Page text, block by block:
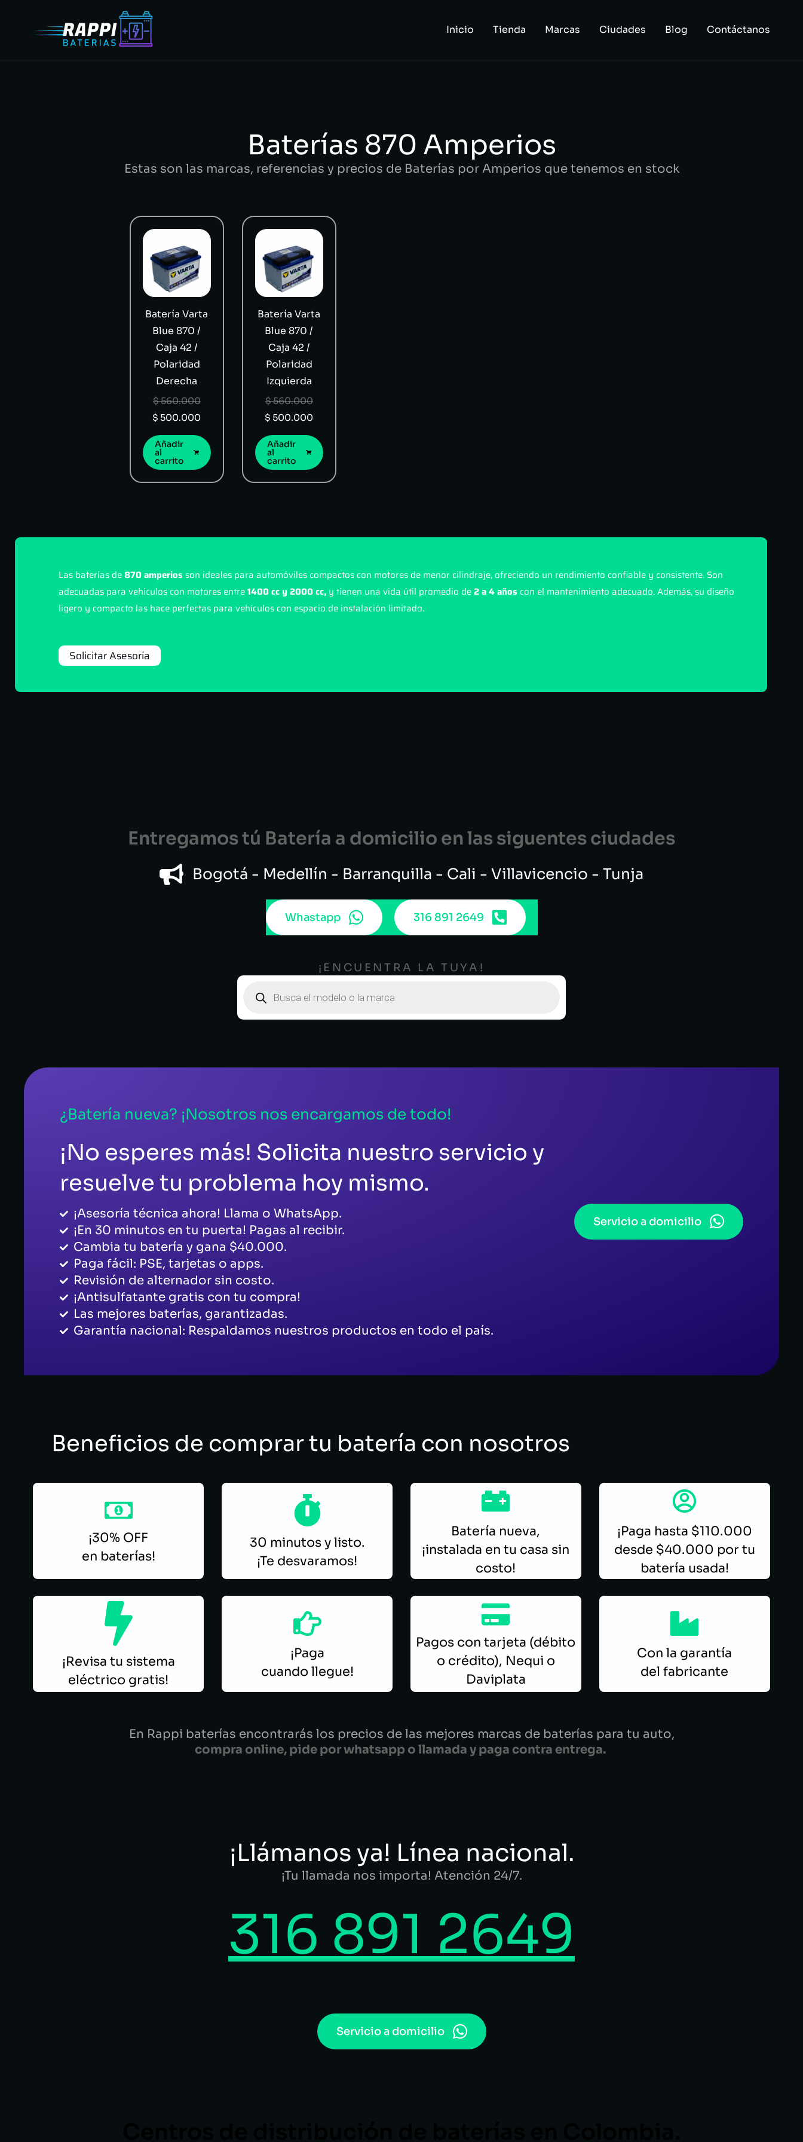
Inicio Tienda Marcas Ciudades Blog Contáctanos
Baterías 870 Amperios
Estas son las marcas, referencias y precios de Baterías por Amperios que tenemos en stock
Batería Varta
Blue 870 /
Caja 42 /
Polaridad
Derecha
$560.000
$ 500.000
Añadir
al
carrito
Batería Varta
Blue 870 /
Caja 42 /
Polaridad
Izquierda
$560.000
$ 500.000
Añadir
al
carrito
Las baterías de870 amperios son ideales para automóviles compactos con motores de menor cilindraje, ofreciendo un rendimiento confiable y consistente. Son
adecuadas para vehículos con motores entre1400 cc y 2000 cc, y tienen una vida útil promedio de2 a 4 años con el mantenimiento adecuado. Además, su diseño
ligero y compacto las hace perfectas para vehículos con espacio de instalación limitado.
Solicitar Asesoría
Entregamos tú Batería a domicilio en las siguentes ciudades
Bogotá - Medellín - Barranquilla - Cali - Villavicencio - Tunja
Whastapp 316 891 2649
¡ENCUENTRA LA TUYA!
¿Batería nueva? ¡Nosotros nos encargamos de todo!
¡No esperes más! Solicita nuestro servicio y
resuelve tu problema hoy mismo.
¡Asesoría técnica ahora! Llama o WhatsApp.
¡En 30 minutos en tu puerta! Pagas al recibir.
Cambia tu batería y gana $40.000.
Paga fácil: PSE, tarjetas o apps.
Revisión de alternador sin costo.
¡Antisulfatante gratis con tu compra!
Las mejores baterías, garantizadas.
Garantía nacional: Respaldamos nuestros productos en todo el país.
Servicio a domicilio
Beneficios de comprar tu batería con nosotros
¡30% OFF
en baterías!
30 minutos y listo.
¡Te desvaramos!
Batería nueva,
¡instalada en tu casa sin
costo!
¡Paga hasta $110.000
desde $40.000 por tu
batería usada!
¡Revisa tu sistema
eléctrico gratis!
¡Paga
cuando llegue!
Pagos con tarjeta (débito
o crédito), Nequi o
Daviplata
Con la garantía
del fabricante
En Rappi baterías encontrarás los precios de las mejores marcas de baterías para tu auto,
compra online, pide por whatsapp o llamada y paga contra entrega.
¡Llámanos ya! Línea nacional.
¡Tu llamada nos importa! Atención 24/7.
316 891 2649
Servicio a domicilio